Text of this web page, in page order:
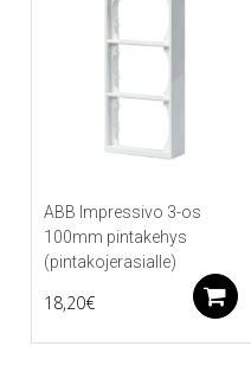
ABB Impressivo 3-os
100mm pintakehys
(pintakojerasialle)
18,20€